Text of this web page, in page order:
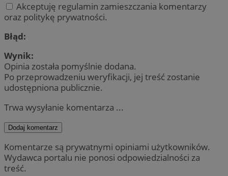
Akceptuję regulamin zamieszczania komentarzy
oraz politykę prywatności.
Błąd:
Wynik:
Opinia została pomyślnie dodana.
Po przeprowadzeniu weryfikacji, jej treść zostanie
udostępniona publicznie.
Trwa wysyłanie komentarza ...
Dodaj komentarz
Komentarze są prywatnymi opiniami użytkowników.
Wydawca portalu nie ponosi odpowiedzialności za
treść.